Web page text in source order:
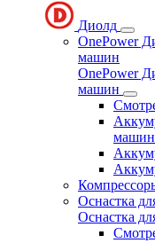
Диолд
OnePower
машин
OnePower
машин
Оснастка
Оснастка